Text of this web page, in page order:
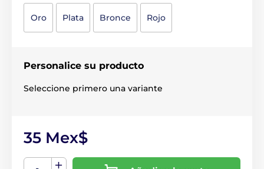
Oro Plata Bronce Rojo
Personalice su producto
Seleccione primero una variante
35 Mex$